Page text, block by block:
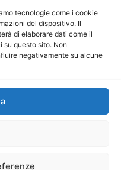
tecnologie come i cookie
del dispositivo. Il
di elaborare dati come il
su questo sito. Non
negativamente su alcune
Scaglione
Maria Calabrese
Cooperativa a r.l. è
di Comunicazione al